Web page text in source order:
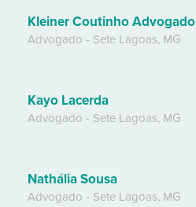
Kleiner Coutinho Advogado
Advogado - Sete Lagoas, MG
Kayo Lacerda
Advogado - Sete Lagoas, MG
Nathália Sousa
Advogado - Sete Lagoas, MG